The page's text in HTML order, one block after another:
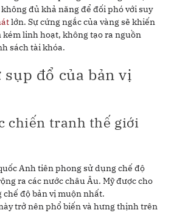
đủ khả năng để đối phó với suy
lớn. Sự cứng ngắc của vàng sẽ khiến
linh hoạt, không tạo ra nguồn
sách tài khóa.
sụp đổ của bản vị
chiến tranh thế giới
Anh tiên phong sử dụng chế độ
ra các nước châu Âu. Mỹ được cho
chế độ bản vị muộn nhất.
trở nên phổ biến và hưng thịnh trên